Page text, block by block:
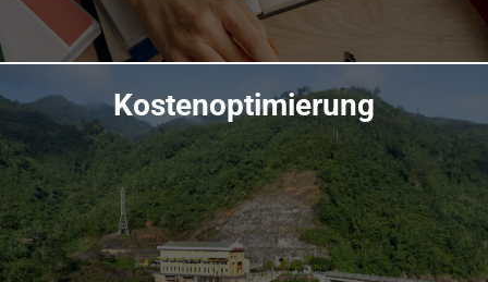
Übersicht Kostenoptimierung